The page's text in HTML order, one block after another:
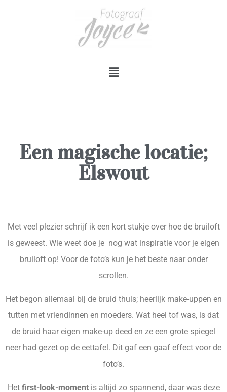
Een magische locatie;
Elswout
Met veel plezier schrijf ik een kort stukje over hoe de bruiloft
is geweest. Wie weet doe je nog wat inspiratie voor je eigen
bruiloft op! Voor de foto’s kun je het beste naar onder
scrollen.
Het begon allemaal bij de bruid thuis; heerlijk make-uppen en
tutten met vriendinnen en moeders. Wat heel tof was, is dat
de bruid haar eigen make-up deed en ze een grote spiegel
neer had gezet op de eettafel. Dit gaf een gaaf effect voor de
foto’s.
Het first-look-moment is altijd zo spannend, daar was deze